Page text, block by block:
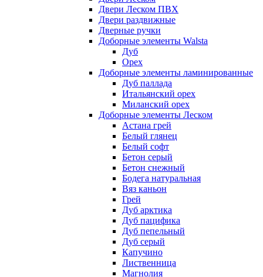
Двери Леском ПВХ
Двери раздвижные
Дверные ручки
Доборные элементы Walsta
Дуб
Орех
Доборные элементы ламинированные
Дуб паллада
Итальянский орех
Миланский орех
Доборные элементы Леском
Астана грей
Белый глянец
Белый софт
Бетон серый
Бетон снежный
Бодега натуральная
Вяз каньон
Грей
Дуб арктика
Дуб пацифика
Дуб пепельный
Дуб серый
Капучино
Лиственница
Магнолия